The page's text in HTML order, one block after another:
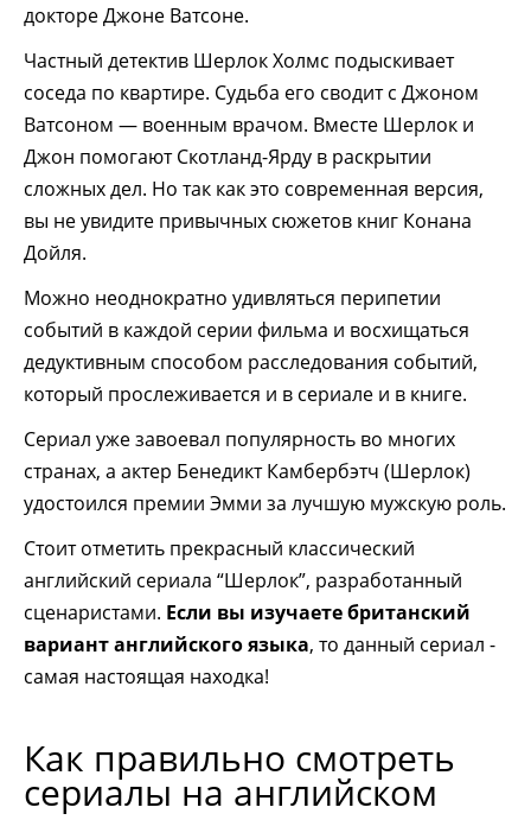
докторе Джоне Ватсоне.
Частный детектив Шерлок Холмс подыскивает
соседа по квартире. Судьба его сводит с Джоном
Ватсоном — военным врачом. Вместе Шерлок и
Джон помогают Скотланд-Ярду в раскрытии
сложных дел. Но так как это современная версия,
вы не увидите привычных сюжетов книг Конана
Дойля.
Можно неоднократно удивляться перипетии
событий в каждой серии фильма и восхищаться
дедуктивным способом расследования событий,
который прослеживается и в сериале и в книге.
Сериал уже завоевал популярность во многих
странах, а актер Бенедикт Камбербэтч (Шерлок)
удостоился премии Эмми за лучшую мужскую роль.
Стоит отметить прекрасный классический
английский сериала “Шерлок”, разработанный
сценаристами. Если вы изучаете британский
вариант английского языка, то данный сериал -
самая настоящая находка!
Как правильно смотреть
сериалы на английском